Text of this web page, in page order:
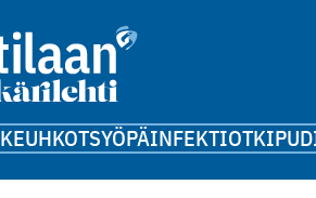
KEUHKOTSYÖPÄINFEKTIOTKIPU